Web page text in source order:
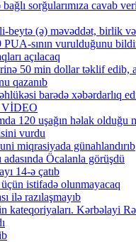
sorğularımıza cavab
(ə) məvəddət, birlik
sının vurulduğunu
açılacaq
50 min dollar təklif edib,
qazanıb
barədə xəbərdarlıq
VİDEO
120 uşağın həlak olduğu
vurdu
miqrasiyada günahlandırıb
Öcalanla görüşdü
14-ə çatıb
istifadə olunmayacaq
ilə razılaşmayıb
kateqoriyaları. Kərbəlayi